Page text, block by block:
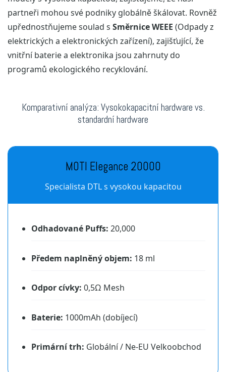
partneři mohou své podniky globálně škálovat. Rovněž
upřednostňujeme soulad s Směrnice WEEE (Odpady z
elektrických a elektronických zařízení), zajišťující, že
vnitřní baterie a elektronika jsou zahrnuty do
programů ekologického recyklování.
Komparativní analýza: Vysokokapacitní hardware vs.
standardní hardware
MOTI Elegance 20000
Specialista DTL s vysokou kapacitou
Odhadované Puffs: 20,000
Předem naplněný objem: 18 ml
Odpor cívky: 0,5Ω Mesh
Baterie: 1000mAh (dobíjecí)
Primární trh: Globální / Ne-EU Velkoobchod